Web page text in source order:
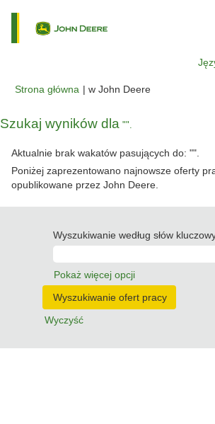
Strona główna | w John Deere(bieżąca
Szukaj wyników dla "".
Aktualnie brak wakatów pasujących do: "".
Poniżej zaprezentowano najnowsze oferty
opublikowane przez John Deere.
Wyszukiwanie według słów
Pokaż więcej opcji
Wyczyść